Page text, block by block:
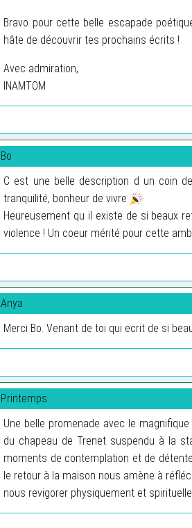
Bravo pour cette belle escapade
hâte de découvrir tes prochains écrits !
Avec admiration,
INAMTOM
Bo
C est une belle description d un coin
tranquilité, bonheur de vivre
Heureusement qu il existe de si beaux
violence ! Un coeur mérité pour cette
Anya
Merci Bo. Venant de toi qui ecrit de si
Printemps
Une belle promenade avec le
du chapeau de Trenet suspendu à la
moments de contemplation et de
le retour à la maison nous amène à
nous revigorer physiquement et